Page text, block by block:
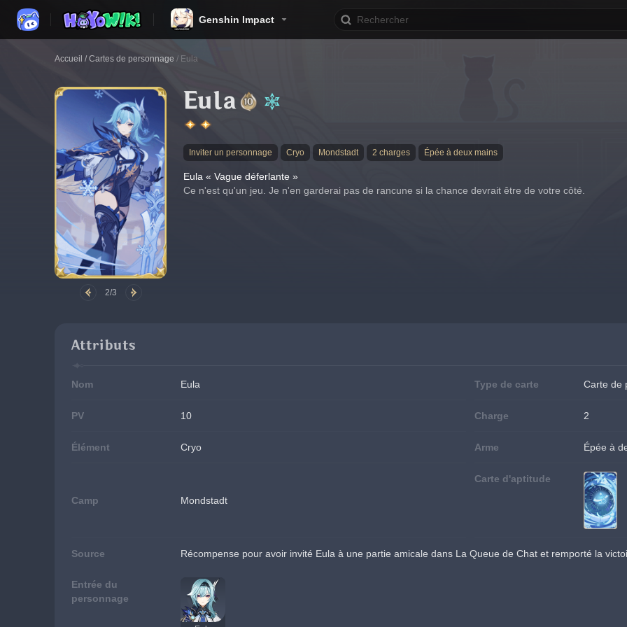
Genshin Impact
Accueil / Cartes de personnage / Eula
2/3
Eula
Inviter un personnage Cryo Mondstadt 2 charges Épée à deux mains
Eula « Vague déferlante »
Ce n'est qu'un jeu. Je n'en garderai pas de rancune si la chance devrait être de votre côté.
Attributs
Nom Eula Type de carte Carte de
PV 10 Charge 2
Élément Cryo Arme Épée à
Camp Mondstadt
Carte d'aptitude
Source Récompense pour avoir invité Eula à une partie amicale dans La Queue de Chat et remporté la
Entrée du
personnage